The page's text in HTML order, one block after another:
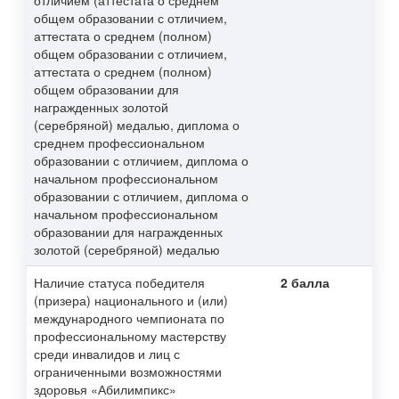
общем образовании с отличием,
аттестата о среднем (полном)
общем образовании с отличием,
аттестата о среднем (полном)
общем образовании для
награжденных золотой
(серебряной) медалью, диплома о
среднем профессиональном
образовании с отличием, диплома о
начальном профессиональном
образовании с отличием, диплома о
начальном профессиональном
образовании для награжденных
золотой (серебряной) медалью
Наличие статуса победителя
(призера) национального и (или)
международного чемпионата по
профессиональному мастерству
среди инвалидов и лиц с
ограниченными возможностями
здоровья «Абилимпикс»
2 балла